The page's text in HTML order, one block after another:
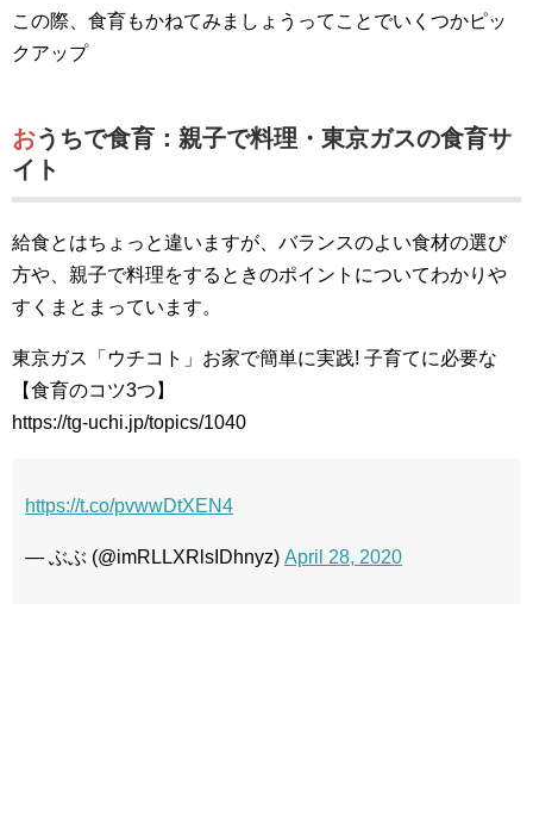
この際、食育もかねてみましょうってことでいくつかピッ
クアップ
おうちで食育：親子で料理・東京ガスの食育サ
イト
給食とはちょっと違いますが、バランスのよい食材の選び
方や、親子で料理をするときのポイントについてわかりや
すくまとまっています。
東京ガス「ウチコト」お家で簡単に実践! 子育てに必要な
【食育のコツ3つ】
https://tg-uchi.jp/topics/1040
https://t.co/pvwwDtXEN4
— ぶぶ (@imRLLXRlsIDhnyz) April 28, 2020